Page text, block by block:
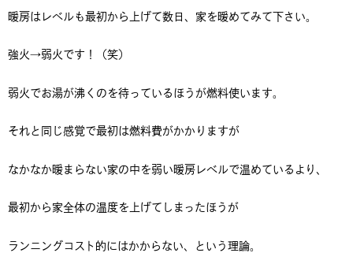
暖房はレベルも最初から上げて数日、家を暖めてみて下さい。
強火→弱火です！（笑）
弱火でお湯が沸くのを待っているほうが燃料使います。
それと同じ感覚で最初は燃料費がかかりますが
なかなか暖まらない家の中を弱い暖房レベルで温めているより、
最初から家全体の温度を上げてしまったほうが
ランニングコスト的にはかからない、という理論。